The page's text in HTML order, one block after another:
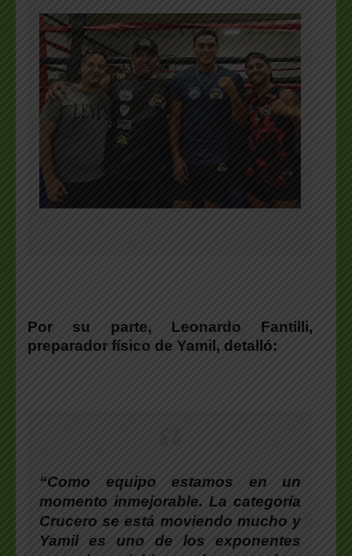
Por su parte, Leonardo Fantilli,
preparador físico de Yamil , detalló:
“Como equipo estamos en un
momento inmejorable. La categoría
Crucero se está moviendo mucho y
Yamiles uno de los exponentes